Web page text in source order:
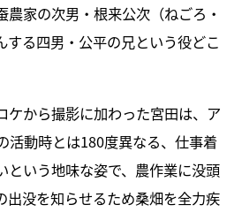
農家の次男・根来公次（ねごろ・
する四男・公平の兄という役どこ
ケから撮影に加わった宮田は、ア
活動時とは180度異なる、仕事着
という地味な姿で、農作業に没頭
出没を知らせるため桑畑を全力疾